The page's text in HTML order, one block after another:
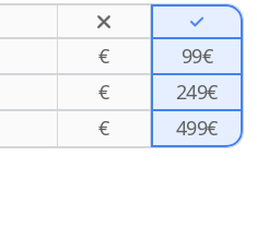
€
99€
€
249€
€ 499€